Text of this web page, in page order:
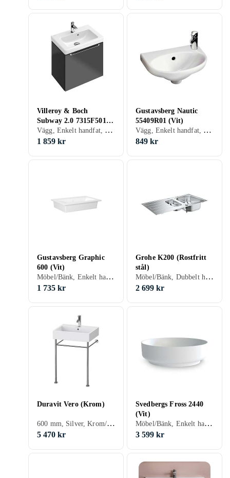
Villeroy & Boch
Subway 2.0 7315F501
(Vit)
Vägg, Enkelt handfat, 450 mm, Vit
1 859 kr
Gustavsberg Nautic
55409R01 (Vit)
Vägg, Enkelt handfat, 400 mm, Vit
849 kr
Gustavsberg Graphic
600 (Vit)
Möbel/Bänk, Enkelt handfat, 600 mm, Vit
1 735 kr
Grohe K200 (Rostfritt
stål)
Möbel/Bänk, Dubbelt handfat, 965 mm, Silver, Krom/Blank/Rostfri
2 699 kr
Duravit Vero (Krom)
600 mm, Silver, Krom/Blank/Rostfri
5 470 kr
Svedbergs Fross 2440
(Vit)
Möbel/Bänk, Enkelt handfat, 400 mm, Vit
3 599 kr